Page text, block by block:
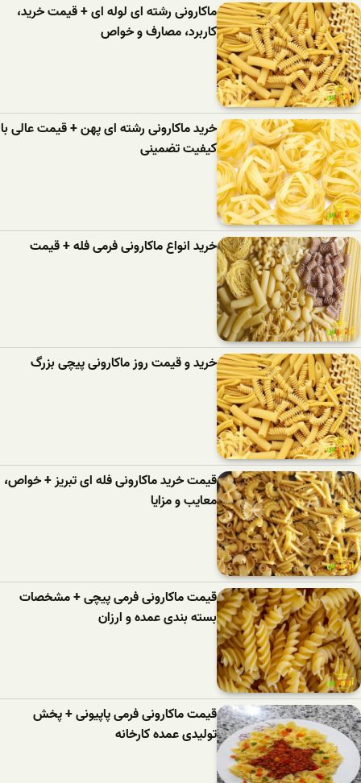
ماکارونی رشته ای لوله ای + قیمت خرید،
کاربرد، مصارف و خواص
خرید ماکارونی رشته ای پهن + قیمت عالی با
کیفیت تضمینی
خرید انواع ماکارونی فرمی فله + قیمت
خرید و قیمت روز ماکارونی پیچی بزرگ
قیمت خرید ماکارونی فله ای تبریز + خواص،
معایب و مزایا
قیمت ماکارونی فرمی پیچی + مشخصات
بسته بندی عمده و ارزان
قیمت ماکارونی فرمی پاپیونی + پخش
تولیدی عمده کارخانه